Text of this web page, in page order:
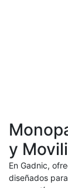
y
En Gadnic,
diseñados